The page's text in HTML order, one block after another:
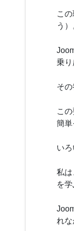
こ
う）
乗り
その
こ
簡単
い
私
を
れ